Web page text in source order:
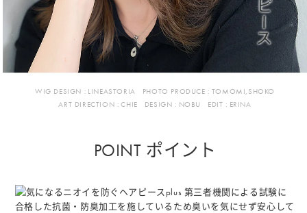
WIG DESIGN : LINEASTORIA PHOTO PRODUCE : TOMOMI,SHOKO
ART DIRECTION : CHIE DESIGN : NOBU EDIT : ERINA
POINT ポイント